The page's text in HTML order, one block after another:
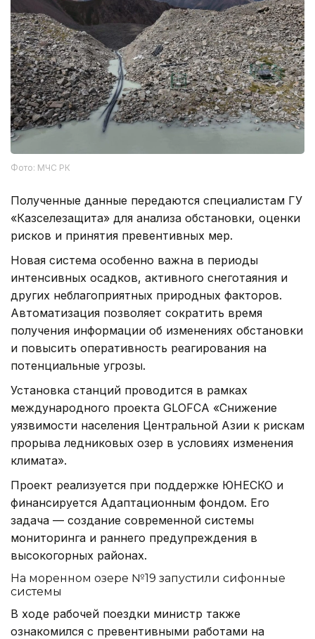
Фото: МЧС РК
Полученные данные передаются специалистам ГУ
«Казселезащита» для анализа обстановки, оценки
рисков и принятия превентивных мер.
Новая система особенно важна в периоды
интенсивных осадков, активного снеготаяния и
других неблагоприятных природных факторов.
Автоматизация позволяет сократить время
получения информации об изменениях обстановки
и повысить оперативность реагирования на
потенциальные угрозы.
Установка станций проводится в рамках
международного проекта GLOFCA «Снижение
уязвимости населения Центральной Азии к рискам
прорыва ледниковых озер в условиях изменения
климата».
Проект реализуется при поддержке ЮНЕСКО и
финансируется Адаптационным фондом. Его
задача — создание современной системы
мониторинга и раннего предупреждения в
высокогорных районах.
На моренном озере №19 запустили сифонные
системы
В ходе рабочей поездки министр также
ознакомился с превентивными работами на